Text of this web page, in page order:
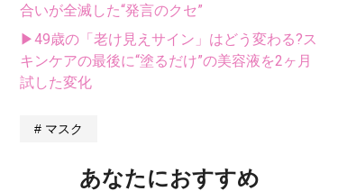
合いが全滅した“発言のクセ”
▶49歳の「老け見えサイン」はどう変わる?ス
キンケアの最後に“塗るだけ”の美容液を2ヶ月
試した変化
マスク
あなたにおすすめ